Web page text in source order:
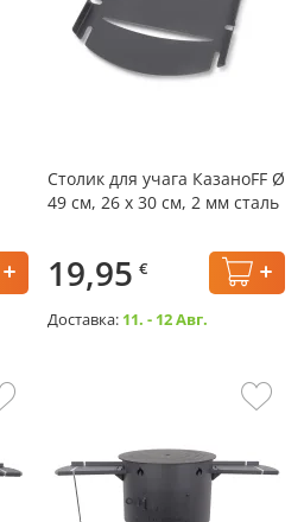
Столик для учага КазаноFF Ø
49 см, 26 x 30 см, 2 мм сталь
19,95 €
Доставка: 11. - 12 Авг.